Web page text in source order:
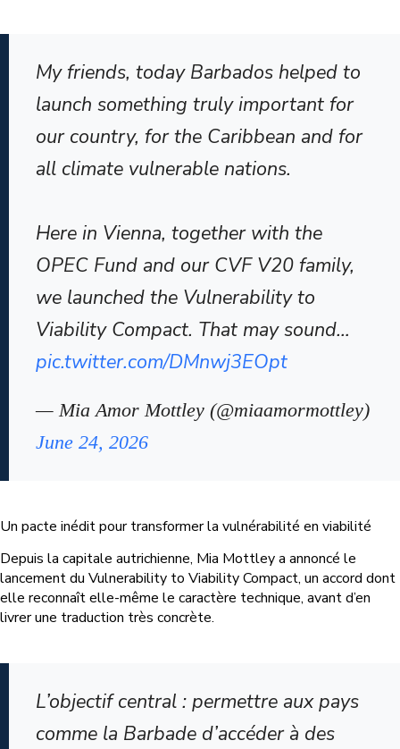
My friends, today Barbados helped to
launch something truly important for
our country, for the Caribbean and for
all climate vulnerable nations.
Here in Vienna, together with the
OPEC Fund and our CVF V20 family,
we launched the Vulnerability to
Viability Compact. That may sound…
pic.twitter.com/DMnwj3EOpt
— Mia Amor Mottley (@miaamormottley)
June 24, 2026
Un pacte inédit pour transformer la vulnérabilité en viabilité
Depuis la capitale autrichienne, Mia Mottley a annoncé le
lancement du Vulnerability to Viability Compact, un accord dont
elle reconnaît elle-même le caractère technique, avant d’en
livrer une traduction très concrète.
L’objectif central : permettre aux pays
comme la Barbade d’accéder à des